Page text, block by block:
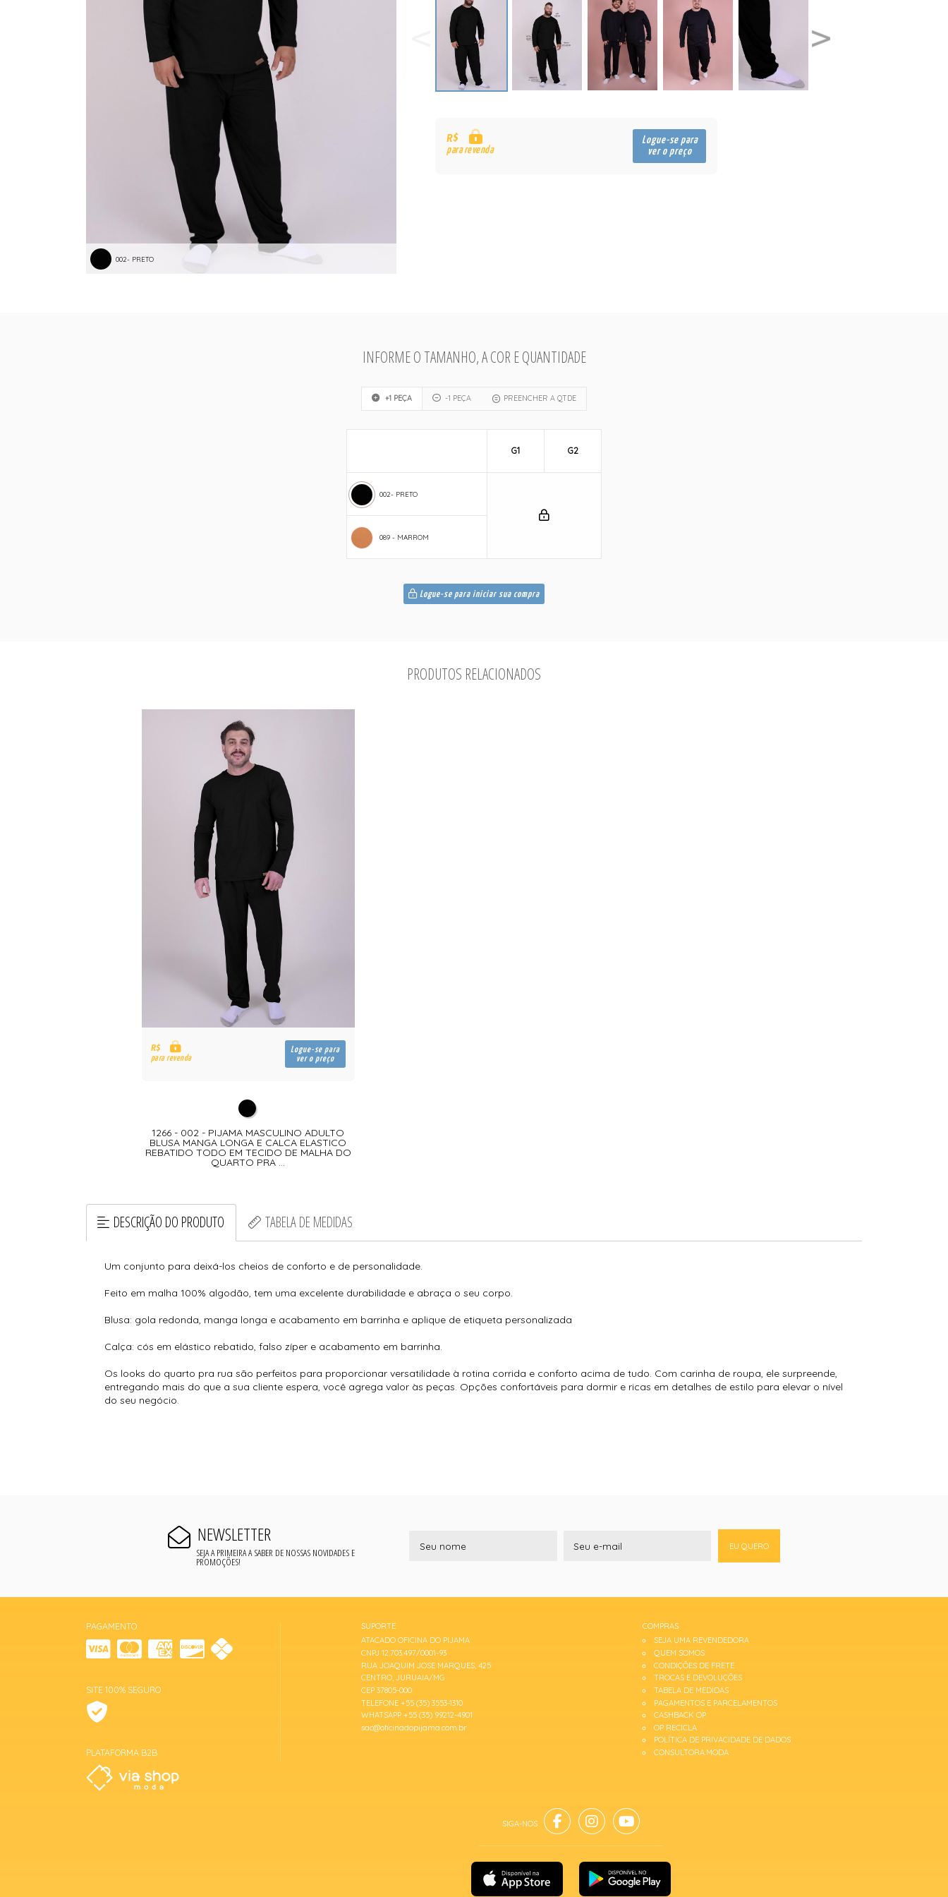
002- PRETO
R$
para revenda
Logue-se para
ver o preço
INFORME O TAMANHO, A COR E QUANTIDADE
+1 PEÇA -1 PEÇA PREENCHER A QTDE
002- PRETO
089 - MARROM
G1 G2
Logue-se para iniciar sua compra
PRODUTOS RELACIONADOS
R$
para revenda
Logue-se para
ver o preço
1266 - 002 - PIJAMA MASCULINO ADULTO
BLUSA MANGA LONGA E CALCA ELASTICO
REBATIDO TODO EM TECIDO DE MALHA DO
QUARTO PRA ...
DESCRIÇÃO DO PRODUTO TABELA DE MEDIDAS
Um conjunto para deixá-los cheios de conforto e de personalidade.
Feito em malha 100% algodão, tem uma excelente durabilidade e abraça o seu corpo.
Blusa: gola redonda, manga longa e acabamento em barrinha e aplique de etiqueta personalizada
Calça: cós em elástico rebatido, falso zíper e acabamento em barrinha.
Os looks do quarto pra rua são perfeitos para proporcionar versatilidade à rotina corrida e conforto acima de tudo. Com carinha de roupa, ele surpreende,
entregando mais do que a sua cliente espera, você agrega valor às peças. Opções confortáveis para dormir e ricas em detalhes de estilo para elevar o nível
do seu negócio.
NEWSLETTER
SEJA A PRIMEIRA A SABER DE NOSSAS NOVIDADES E
PROMOÇÕES!
EU QUERO
PAGAMENTO
SITE 100% SEGURO
PLATAFORMA B2B
SUPORTE
ATACADO OFICINA DO PIJAMA
CNPJ 12.703.497/0001-93
RUA JOAQUIM JOSE MARQUES, 425
CENTRO, JURUAIA/MG
CEP 37805-000
TELEFONE +55 (35) 3553-1310
WHATSAPP +55 (35) 99212-4901
sac@oficinadopijama.com.br
COMPRAS
SEJA UMA REVENDEDORA
QUEM SOMOS
CONDIÇÕES DE FRETE
TROCAS E DEVOLUÇÕES
TABELA DE MEDIDAS
PAGAMENTOS E PARCELAMENTOS
CASHBACK OP
OP RECICLA
POLÍTICA DE PRIVACIDADE DE DADOS
CONSULTORA.MODA